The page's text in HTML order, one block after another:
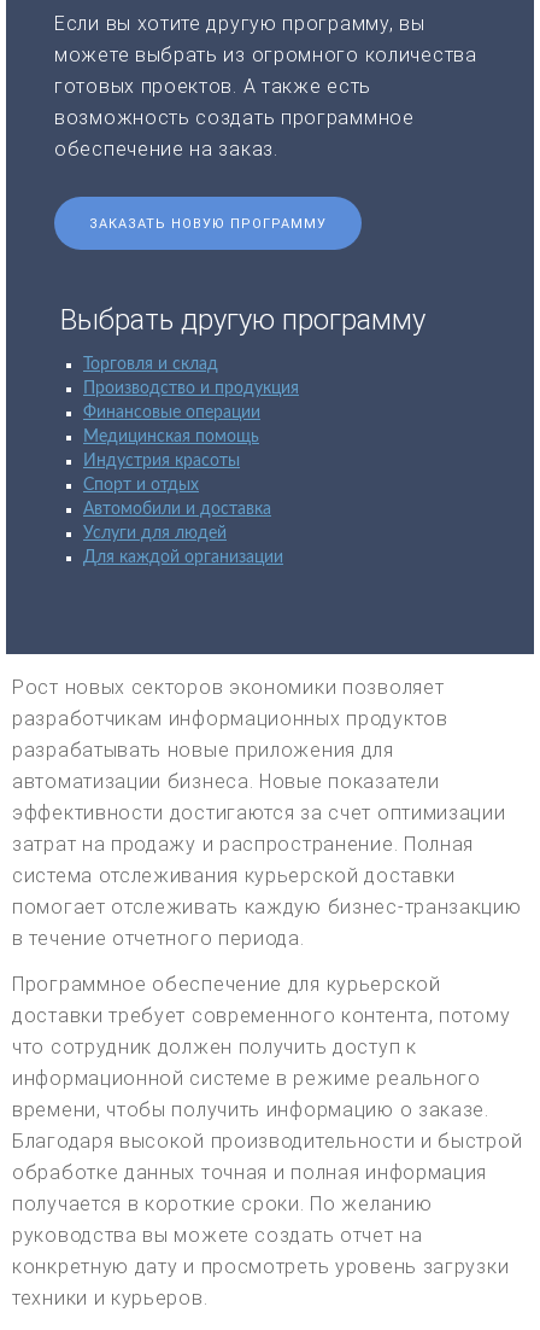
Если вы хотите другую программу, вы
можете выбрать из огромного количества
готовых проектов. А также есть
возможность создать программное
обеспечение на заказ.
ЗАКАЗАТЬ НОВУЮ ПРОГРАММУ
Выбрать другую программу
Торговля и склад
Производство и продукция
Финансовые операции
Медицинская помощь
Индустрия красоты
Спорт и отдых
Автомобили и доставка
Услуги для людей
Для каждой организации
Рост новых секторов экономики позволяет
разработчикам информационных продуктов
разрабатывать новые приложения для
автоматизации бизнеса. Новые показатели
эффективности достигаются за счет оптимизации
затрат на продажу и распространение. Полная
система отслеживания курьерской доставки
помогает отслеживать каждую бизнес-транзакцию
в течение отчетного периода.
Программное обеспечение для курьерской
доставки требует современного контента, потому
что сотрудник должен получить доступ к
информационной системе в режиме реального
времени, чтобы получить информацию о заказе.
Благодаря высокой производительности и быстрой
обработке данных точная и полная информация
получается в короткие сроки. По желанию
руководства вы можете создать отчет на
конкретную дату и просмотреть уровень загрузки
техники и курьеров.